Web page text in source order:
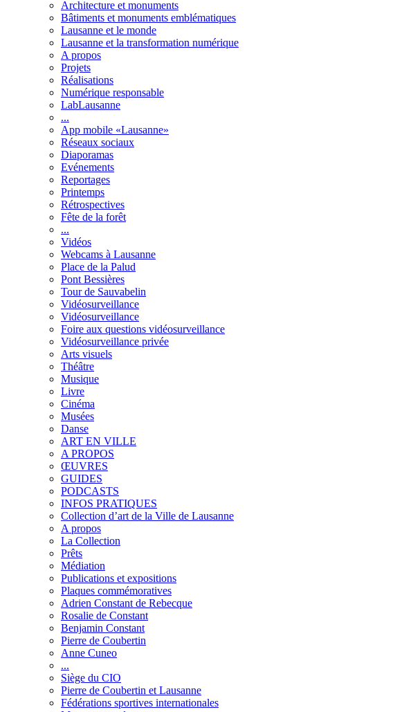
Architecture et monuments
Bâtiments et monuments emblématiques
Lausanne et le monde
Lausanne et la transformation numérique
A propos
Projets
Réalisations
Numérique responsable
LabLausanne
...
App mobile «Lausanne»
Réseaux sociaux
Diaporamas
Evénements
Reportages
Printemps
Rétrospectives
Fête de la forêt
...
Vidéos
Webcams à Lausanne
Place de la Palud
Pont Bessières
Tour de Sauvabelin
Vidéosurveillance
Vidéosurveillance
Foire aux questions vidéosurveillance
Vidéosurveillance privée
Arts visuels
Théâtre
Musique
Livre
Cinéma
Musées
Danse
ART EN VILLE
A PROPOS
ŒUVRES
GUIDES
PODCASTS
INFOS PRATIQUES
Collection d’art de la Ville de Lausanne
A propos
La Collection
Prêts
Médiation
Publications et expositions
Plaques commémoratives
Adrien Constant de Rebecque
Rosalie de Constant
Benjamin Constant
Pierre de Coubertin
Anne Cuneo
...
Siège du CIO
Pierre de Coubertin et Lausanne
Fédérations sportives internationales